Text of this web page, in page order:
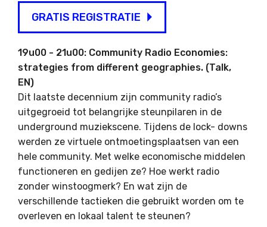
GRATIS REGISTRATIE
19u00 - 21u00: Community Radio Economies:
strategies from different geographies. (Talk,
EN)
Dit laatste decennium zijn community radio’s
uitgegroeid tot belangrijke steunpilaren in de
underground muziekscene. Tijdens de lock- downs
werden ze virtuele ontmoetingsplaatsen van een
hele community. Met welke economische middelen
functioneren en gedijen ze? Hoe werkt radio
zonder winstoogmerk? En wat zijn de
verschillende tactieken die gebruikt worden om te
overleven en lokaal talent te steunen?